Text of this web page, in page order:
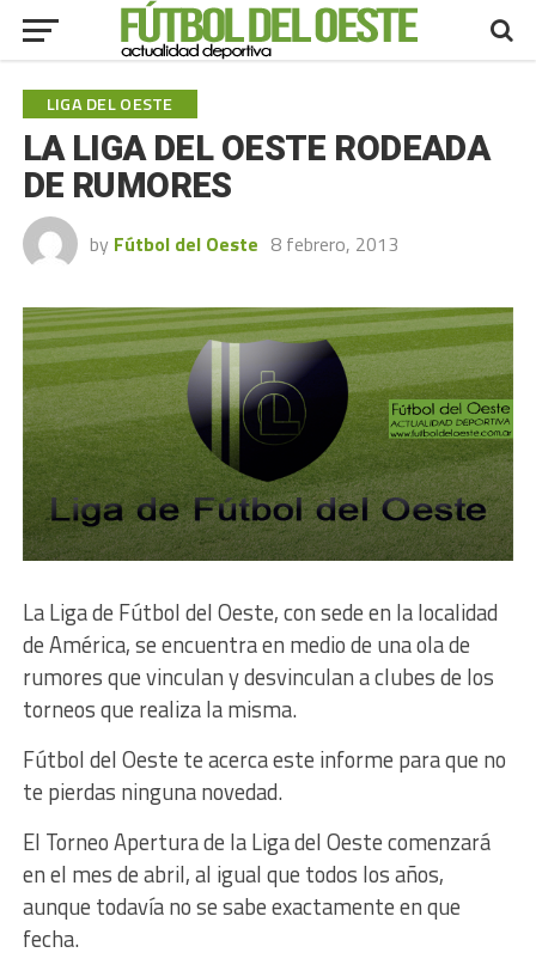
LIGA DEL OESTE
LA LIGA DEL OESTE RODEADA
DE RUMORES
by Fútbol del Oeste 8 febrero, 2013
La Liga de Fútbol del Oeste, con sede en la localidad
de América, se encuentra en medio de una ola de
rumores que vinculan y desvinculan a clubes de los
torneos que realiza la misma.
Fútbol del Oeste te acerca este informe para que no
te pierdas ninguna novedad.
El Torneo Apertura de la Liga del Oeste comenzará
en el mes de abril, al igual que todos los años,
aunque todavía no se sabe exactamente en que
fecha.